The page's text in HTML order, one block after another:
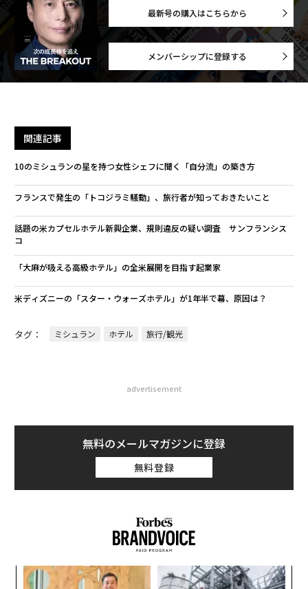
最新号の購入はこちらから
メンバーシップに登録する
関連記事
10のミシュランの星を持つ女性シェフに聞く「自分流」の築き方
フランスで発生の「トコジラミ騒動」、旅行者が知っておきたいこと
話題の米カプセルホテル新興企業、規則違反の疑い調査 サンフランシス
コ
「大麻が吸える高級ホテル」の全米展開を目指す起業家
米ディズニーの「スター・ウォーズホテル」が1年半で幕、原因は？
タグ： ミシュラン ホテル 旅行/観光
advertisement
無料のメールマガジンに登録
無料登録